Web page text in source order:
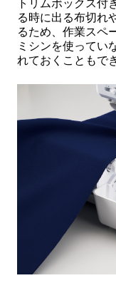
る時に出る布切れ
るため、作業スペ
ミシンを使ってい
れておくこともで